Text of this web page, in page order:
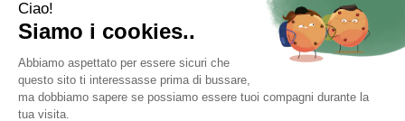
WISHLIST
ISCRIZIONE ALLA NEWSLETTER
MODALITÀ DI PAGAMENTO
INFORMATIVA PRIVACY
CONDIZIONI DI VENDITA
Farmacia Centrale Srl